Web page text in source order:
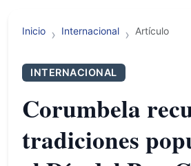
Inicio Internacional Artículo
INTERNACIONAL
Corumbela
tradiciones